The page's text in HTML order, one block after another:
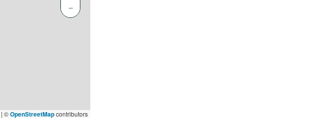
−
| ©OpenStreetMapcontributors